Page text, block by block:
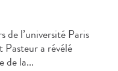
de l’université Paris
Pasteur a révélé
de la...